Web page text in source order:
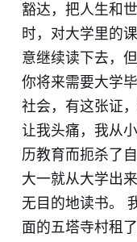
豁达，把人生和
时，对大学里的
意继续读下去，
你将来需要大学
社会，有这张证
让我头痛，我从
历教育而扼杀了
大一就从大学出
无目的地读书。
面的五塔寺村租